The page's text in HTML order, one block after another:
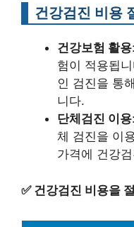
건강검진 비용
건강보험 활용
험이 적용됩
인 검진을 통
니다.
단체검진 이용
체 검진을 이
가격에 건강
✅ 건강검진 비용을